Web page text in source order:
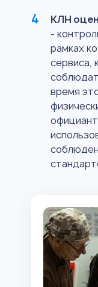
КЛН
-
рамках
сервиса,
время